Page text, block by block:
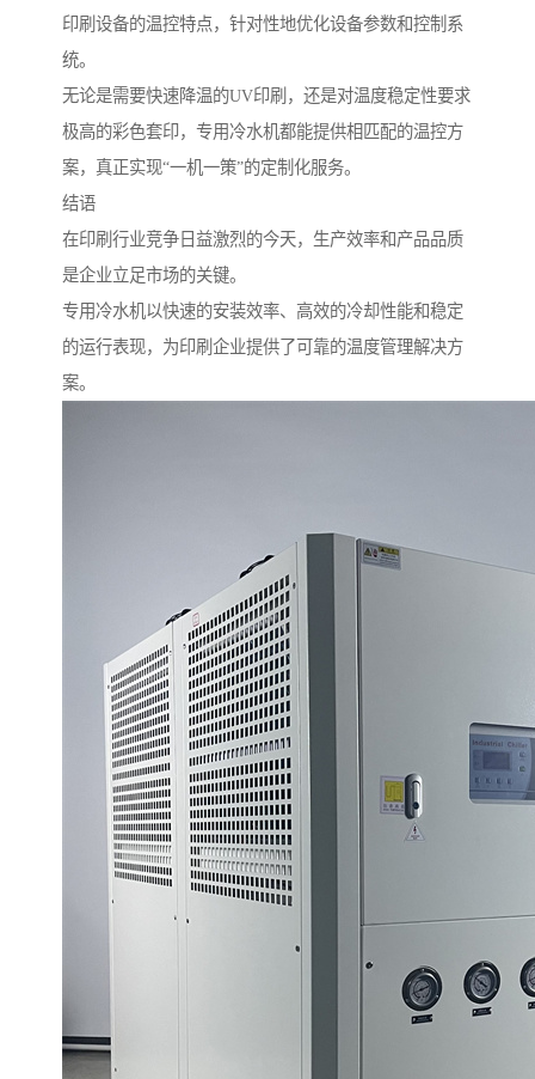
印刷设备的温控特点，针对性地优化设备参数和控制系
统。
无论是需要快速降温的UV印刷，还是对温度稳定性要求
极高的彩色套印，专用冷水机都能提供相匹配的温控方
案，真正实现“一机一策”的定制化服务。
结语
在印刷行业竞争日益激烈的今天，生产效率和产品品质
是企业立足市场的关键。
专用冷水机以快速的安装效率、高效的冷却性能和稳定
的运行表现，为印刷企业提供了可靠的温度管理解决方
案。